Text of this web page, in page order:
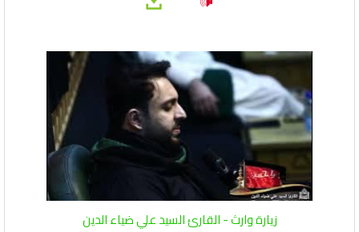
زيارة وارث - القارئ السيد علي ضياء الدين